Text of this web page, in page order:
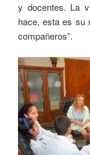
y docentes. La
hace, esta es su
compañeros”.